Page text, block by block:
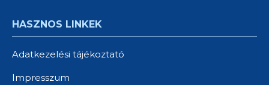
HASZNOS LINKEK
Adatkezelési tájékoztató
Impresszum